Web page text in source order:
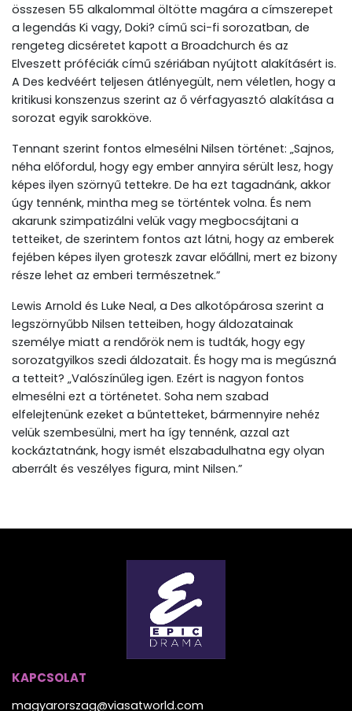
összesen 55 alkalommal öltötte magára a címszerepet
a legendás Ki vagy, Doki? című sci-fi sorozatban, de
rengeteg dicséretet kapott a Broadchurch és az
Elveszett próféciák című szériában nyújtott alakításért is.
A Des kedvéért teljesen átlényegült, nem véletlen, hogy a
kritikusi konszenzus szerint az ő vérfagyasztó alakítása a
sorozat egyik sarokköve.
Tennant szerint fontos elmesélni Nilsen történet: „Sajnos,
néha előfordul, hogy egy ember annyira sérült lesz, hogy
képes ilyen szörnyű tettekre. De ha ezt tagadnánk, akkor
úgy tennénk, mintha meg se történtek volna. És nem
akarunk szimpatizálni velük vagy megbocsájtani a
tetteiket, de szerintem fontos azt látni, hogy az emberek
fejében képes ilyen groteszk zavar előállni, mert ez bizony
része lehet az emberi természetnek.”
Lewis Arnold és Luke Neal, a Des alkotópárosa szerint a
legszörnyűbb Nilsen tetteiben, hogy áldozatainak
személye miatt a rendőrök nem is tudták, hogy egy
sorozatgyilkos szedi áldozatait. És hogy ma is megúszná
a tetteit? „Valószínűleg igen. Ezért is nagyon fontos
elmesélni ezt a történetet. Soha nem szabad
elfelejtenünk ezeket a bűntetteket, bármennyire nehéz
velük szembesülni, mert ha így tennénk, azzal azt
kockáztatnánk, hogy ismét elszabadulhatna egy olyan
aberrált és veszélyes figura, mint Nilsen.”
KAPCSOLAT
magyarorszag@viasatworld.com